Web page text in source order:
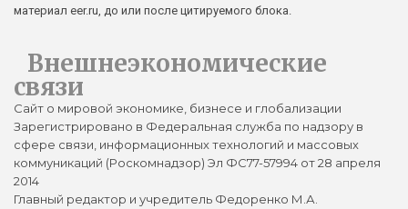
материал eer.ru, до или после цитируемого блока.
Внешнеэкономические
связи
Сайт о мировой экономике, бизнесе и глобализации
Зарегистрировано в Федеральная служба по надзору в
сфере связи, информационных технологий и массовых
коммуникаций (Роскомнадзор) Эл ФС77-57994 от 28 апреля
2014
Главный редактор и учредитель Федоренко М.А.